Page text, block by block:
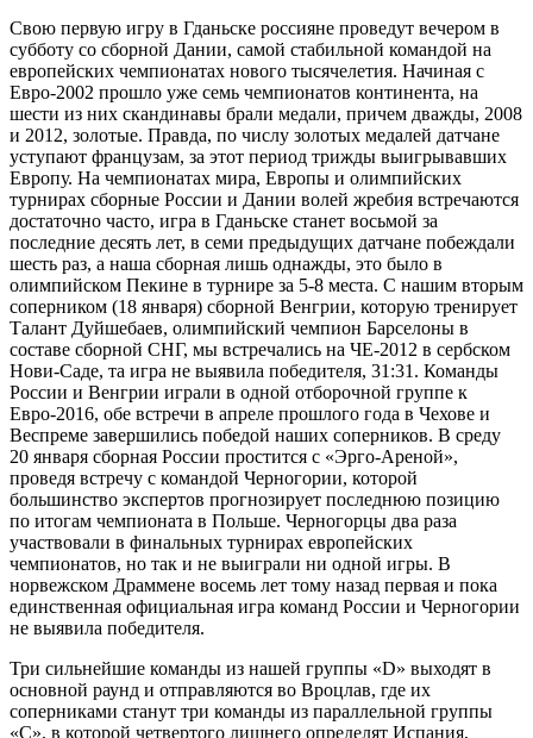
Свою первую игру в Гданьске россияне проведут вечером в
субботу со сборной Дании, самой стабильной командой на
европейских чемпионатах нового тысячелетия. Начиная с
Евро-2002 прошло уже семь чемпионатов континента, на
шести из них скандинавы брали медали, причем дважды, 2008
и 2012, золотые. Правда, по числу золотых медалей датчане
уступают французам, за этот период трижды выигрывавших
Европу. На чемпионатах мира, Европы и олимпийских
турнирах сборные России и Дании волей жребия встречаются
достаточно часто, игра в Гданьске станет восьмой за
последние десять лет, в семи предыдущих датчане побеждали
шесть раз, а наша сборная лишь однажды, это было в
олимпийском Пекине в турнире за 5-8 места. С нашим вторым
соперником (18 января) сборной Венгрии, которую тренирует
Талант Дуйшебаев, олимпийский чемпион Барселоны в
составе сборной СНГ, мы встречались на ЧЕ-2012 в сербском
Нови-Саде, та игра не выявила победителя, 31:31. Команды
России и Венгрии играли в одной отборочной группе к
Евро-2016, обе встречи в апреле прошлого года в Чехове и
Веспреме завершились победой наших соперников. В среду
20 января сборная России простится с «Эрго-Ареной»,
проведя встречу с командой Черногории, которой
большинство экспертов прогнозирует последнюю позицию
по итогам чемпионата в Польше. Черногорцы два раза
участвовали в финальных турнирах европейских
чемпионатов, но так и не выиграли ни одной игры. В
норвежском Драммене восемь лет тому назад первая и пока
единственная официальная игра команд России и Черногории
не выявила победителя.
Три сильнейшие команды из нашей группы «D» выходят в
основной раунд и отправляются во Вроцлав, где их
соперниками станут три команды из параллельной группы
«С», в которой четвертого лишнего определят Испания,